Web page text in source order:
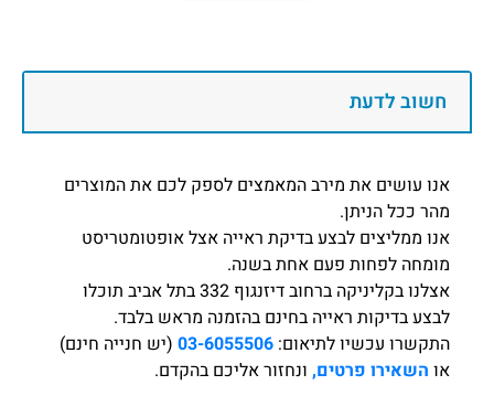
חשוב לדעת
אנו עושים את מירב המאמצים לספק לכם את המוצרים
מהר ככל הניתן.
אנו ממליצים לבצע בדיקת ראייה אצל אופטומטריסט
מומחה לפחות פעם אחת בשנה.
אצלנו בקליניקה ברחוב דיזנגוף 332 בתל אביב תוכלו
לבצע בדיקות ראייה בחינם בהזמנה מראש בלבד.
התקשרו עכשיו לתיאום: 03-6055506 (יש חנייה חינם)
או השאירו פרטים, ונחזור אליכם בהקדם.